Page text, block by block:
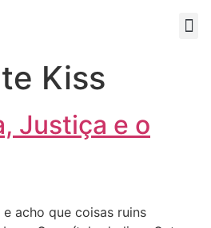
Kiss
Justiça e o
acho que coisas ruins